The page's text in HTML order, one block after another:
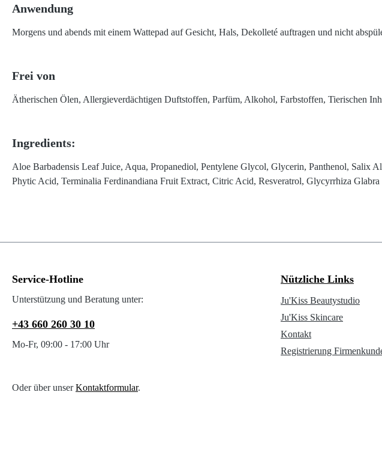
Anwendung
Morgens und abends mit einem Wattepad auf Gesicht, Hals, Dekolleté auftragen und nicht
Frei von
Ätherischen Ölen, Allergieverdächtigen Duftstoffen, Parfüm, Alkohol, Farbstoffen, Tierischen
Ingredients:
Aloe Barbadensis Leaf Juice, Aqua, Propanediol, Pentylene Glycol, Glycerin, Panthenol,
Phytic Acid, Terminalia Ferdinandiana Fruit Extract, Citric Acid, Resveratrol, Glycyrrhiza
Service-Hotline
Unterstützung und Beratung unter:
+43 660 260 30 10
Mo-Fr, 09:00 - 17:00 Uhr
Oder über unserKontaktformular.
Nützliche Links
Ju'Kiss Beautystudio
Ju'Kiss Skincare
Kontakt
Registrierung